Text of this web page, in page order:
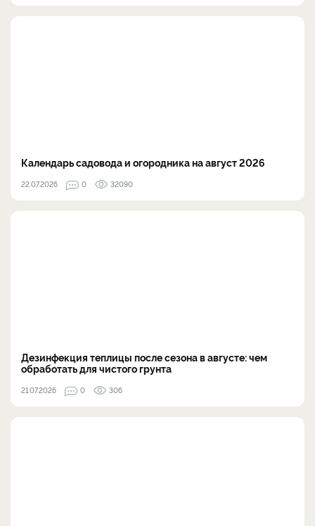
Календарь садовода и огородника на август 2026
22.07.2026 0 32090
Дезинфекция теплицы после сезона в августе: чем
обработать для чистого грунта
21.07.2026 0 306